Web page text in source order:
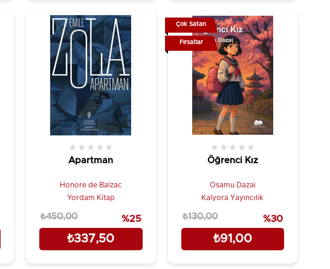
Apartman
★ ★ ★ ★ ★
Honore de Balzac
Yordam Kitap
₺337,50
₺450,00 %25
Öğrenci Kız
★ ★ ★ ★ ★
Osamu Dazai
Kalyora Yayıncılık
₺91,00
₺130,00 %30
Çok Satan
Fırsatlar